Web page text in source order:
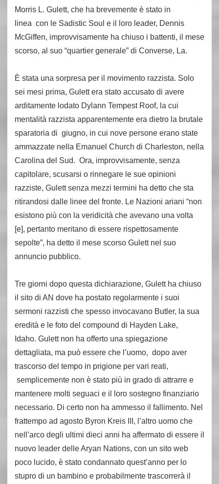
Morris L. Gulett, che ha brevemente è stato in
linea con le Sadistic Soul e il loro leader, Dennis
McGiffen, improvvisamente ha chiuso i battenti, il ​​mese
scorso, al suo “quartier generale” di Converse, La.
È stata una sorpresa per il movimento razzista. Solo
sei mesi prima, Gulett era stato accusato di avere
arditamente lodato Dylann Tempest Roof, la cui
mentalità razzista apparentemente era dietro la brutale
sparatoria di giugno, in cui nove persone erano state
ammazzate nella Emanuel Church di Charleston, nella
Carolina del Sud. Ora, improvvisamente, senza
capitolare, scusarsi o rinnegare le sue opinioni
razziste, Gulett senza mezzi termini ha detto che sta
ritirandosi dalle linee del fronte. Le Nazioni ariani “non
esistono più con la veridicità che avevano una volta
[e], pertanto meritano di essere rispettosamente
sepolte”, ha detto il mese scorso Gulett nel suo
annuncio pubblico.
Tre giorni dopo questa dichiarazione, Gulett ha chiuso
il sito di AN dove ha postato regolarmente i suoi
sermoni razzisti che spesso invocavano Butler, la sua
eredità e le foto del compound di Hayden Lake,
Idaho. Gulett non ha offerto una spiegazione
dettagliata, ma può essere che l’uomo, dopo aver
trascorso del tempo in prigione per vari reati,
semplicemente non è stato più in grado di attrarre e
mantenere molti seguaci e il loro sostegno finanziario
necessario. Di certo non ha ammesso il fallimento. Nel
frattempo ad agosto Byron Kreis III, l’altro uomo che
nell’arco degli ultimi dieci anni ha affermato di essere il
nuovo leader delle Aryan Nations, con un sito web
poco lucido, è stato condannato quest’anno per lo
stupro di un bambino e probabilmente trascorrerà il